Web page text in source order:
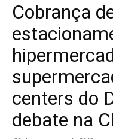
Cobrança
centers do
debate na